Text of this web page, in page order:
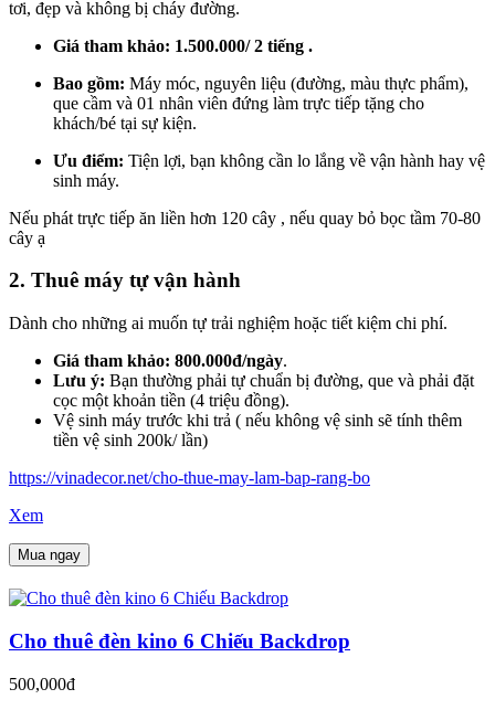
tơi, đẹp và không bị cháy đường.
Giá tham khảo: 1.500.000/ 2 tiếng .
Bao gồm: Máy móc, nguyên liệu (đường, màu thực phẩm),
que cầm và 01 nhân viên đứng làm trực tiếp tặng cho
khách/bé tại sự kiện.
Ưu điểm: Tiện lợi, bạn không cần lo lắng về vận hành hay vệ
sinh máy.
Nếu phát trực tiếp ăn liền hơn 120 cây , nếu quay bỏ bọc tầm 70-80
cây ạ
2. Thuê máy tự vận hành
Dành cho những ai muốn tự trải nghiệm hoặc tiết kiệm chi phí.
Giá tham khảo: 800.000đ/ngày.
Lưu ý: Bạn thường phải tự chuẩn bị đường, que và phải đặt
cọc một khoản tiền (4 triệu đồng).
Vệ sinh máy trước khi trả ( nếu không vệ sinh sẽ tính thêm
tiền vệ sinh 200k/ lần)
https://vinadecor.net/cho-thue-may-lam-bap-rang-bo
Xem
Mua ngay
Cho thuê đèn kino 6 Chiếu Backdrop
500,000đ